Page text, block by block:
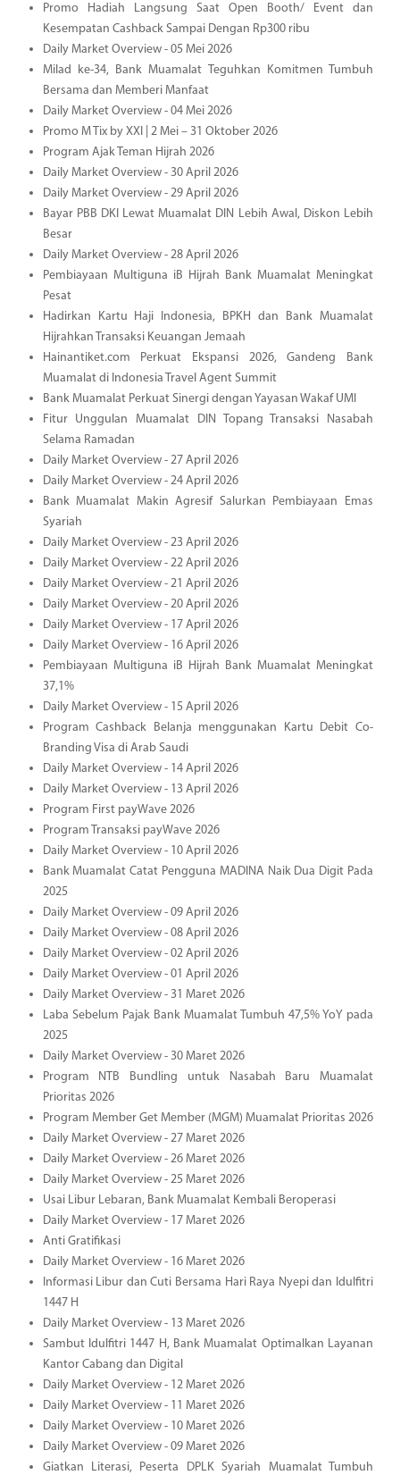
Promo Hadiah Langsung Saat Open Booth/ Event dan
Kesempatan Cashback Sampai Dengan Rp300 ribu
Daily Market Overview - 05 Mei 2026
Milad ke-34, Bank Muamalat Teguhkan Komitmen Tumbuh
Bersama dan Memberi Manfaat
Daily Market Overview - 04 Mei 2026
Promo M Tix by XXI | 2 Mei – 31 Oktober 2026
Program Ajak Teman Hijrah 2026
Daily Market Overview - 30 April 2026
Daily Market Overview - 29 April 2026
Bayar PBB DKI Lewat Muamalat DIN Lebih Awal, Diskon Lebih
Besar
Daily Market Overview - 28 April 2026
Pembiayaan Multiguna iB Hijrah Bank Muamalat Meningkat
Pesat
Hadirkan Kartu Haji Indonesia, BPKH dan Bank Muamalat
Hijrahkan Transaksi Keuangan Jemaah
Hainantiket.com Perkuat Ekspansi 2026, Gandeng Bank
Muamalat di Indonesia Travel Agent Summit
Bank Muamalat Perkuat Sinergi dengan Yayasan Wakaf UMI
Fitur Unggulan Muamalat DIN Topang Transaksi Nasabah
Selama Ramadan
Daily Market Overview - 27 April 2026
Daily Market Overview - 24 April 2026
Bank Muamalat Makin Agresif Salurkan Pembiayaan Emas
Syariah
Daily Market Overview - 23 April 2026
Daily Market Overview - 22 April 2026
Daily Market Overview - 21 April 2026
Daily Market Overview - 20 April 2026
Daily Market Overview - 17 April 2026
Daily Market Overview - 16 April 2026
Pembiayaan Multiguna iB Hijrah Bank Muamalat Meningkat
37,1%
Daily Market Overview - 15 April 2026
Program Cashback Belanja menggunakan Kartu Debit Co-
Branding Visa di Arab Saudi
Daily Market Overview - 14 April 2026
Daily Market Overview - 13 April 2026
Program First payWave 2026
Program Transaksi payWave 2026
Daily Market Overview - 10 April 2026
Bank Muamalat Catat Pengguna MADINA Naik Dua Digit Pada
2025
Daily Market Overview - 09 April 2026
Daily Market Overview - 08 April 2026
Daily Market Overview - 02 April 2026
Daily Market Overview - 01 April 2026
Daily Market Overview - 31 Maret 2026
Laba Sebelum Pajak Bank Muamalat Tumbuh 47,5% YoY pada
2025
Daily Market Overview - 30 Maret 2026
Program NTB Bundling untuk Nasabah Baru Muamalat
Prioritas 2026
Program Member Get Member (MGM) Muamalat Prioritas 2026
Daily Market Overview - 27 Maret 2026
Daily Market Overview - 26 Maret 2026
Daily Market Overview - 25 Maret 2026
Usai Libur Lebaran, Bank Muamalat Kembali Beroperasi
Daily Market Overview - 17 Maret 2026
Anti Gratifikasi
Daily Market Overview - 16 Maret 2026
Informasi Libur dan Cuti Bersama Hari Raya Nyepi dan Idulfitri
1447 H
Daily Market Overview - 13 Maret 2026
Sambut Idulfitri 1447 H, Bank Muamalat Optimalkan Layanan
Kantor Cabang dan Digital
Daily Market Overview - 12 Maret 2026
Daily Market Overview - 11 Maret 2026
Daily Market Overview - 10 Maret 2026
Daily Market Overview - 09 Maret 2026
Giatkan Literasi, Peserta DPLK Syariah Muamalat Tumbuh